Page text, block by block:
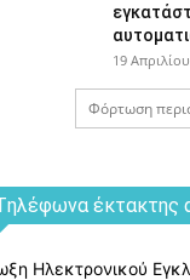
19
Φόρτωση
έκτακτης
Ηλεκτρονικού